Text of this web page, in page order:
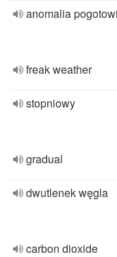
anomalia
freak weather
stopniowy
gradual
dwutlenek węgla
carbon dioxide